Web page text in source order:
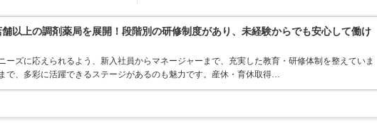
以上の調剤薬局を展開！段階別の研修制度があり、未経験からでも安心して働け
ーズに応えられるよう、新入社員からマネージャーまで、充実した教育・研修体制を整えていま
で、多彩に活躍できるステージがあるのも魅力です。産休・育休取得…